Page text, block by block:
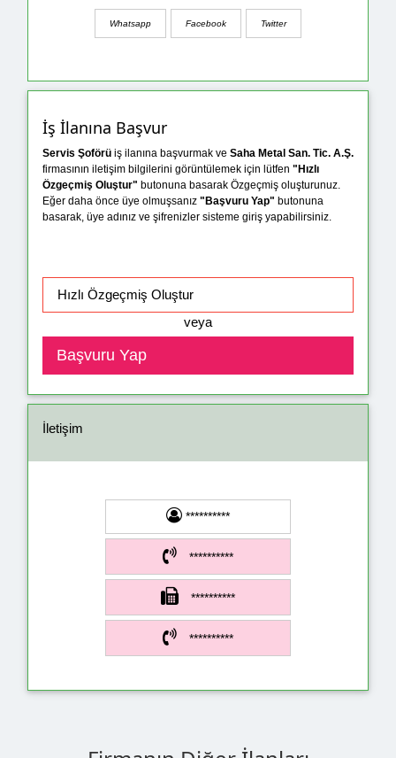
Whatsapp Facebook Twitter
İş İlanına Başvur
Servis Şoförü iş ilanına başvurmak ve Saha Metal San. Tic. A.Ş.
firmasının iletişim bilgilerini görüntülemek için lütfen "Hızlı
Özgeçmiş Oluştur" butonuna basarak Özgeçmiş oluşturunuz.
Eğer daha önce üye olmuşsanız "Başvuru Yap" butonuna
basarak, üye adınız ve şifrenizler sisteme giriş yapabilirsiniz.
veya
İletişim
**********
**********
**********
**********